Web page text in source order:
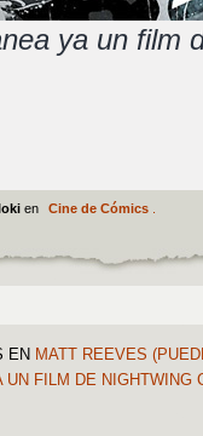
ya un film
en Cine de Cómics.
EN MATT REEVES
UN FILM DE